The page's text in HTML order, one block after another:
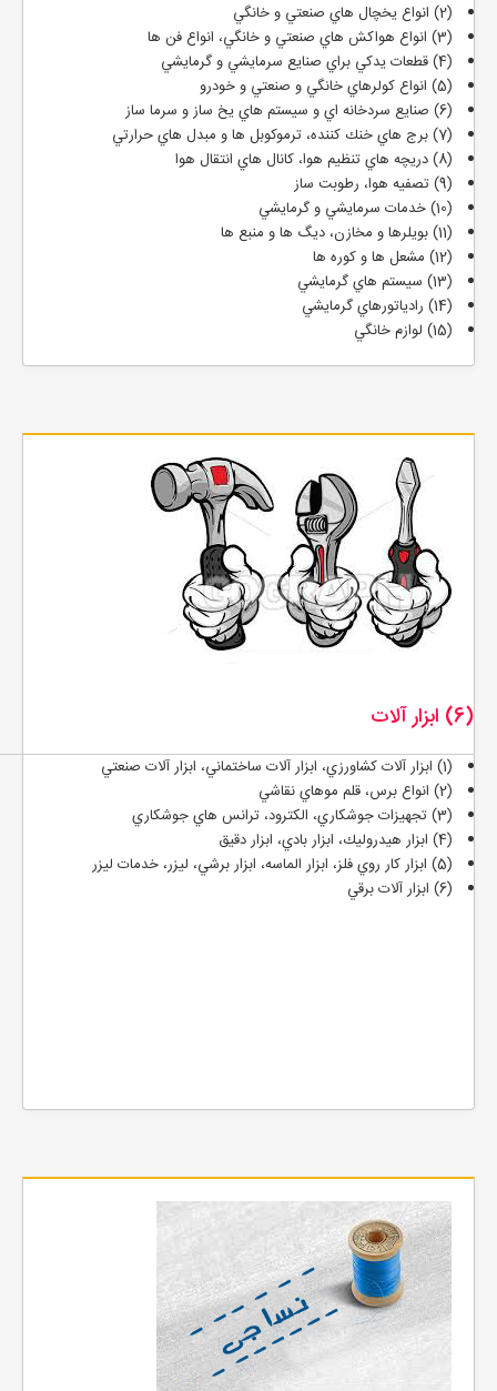
(2) انواع يخچال هاي صنعتي و خانگي
(3) انواع هواكش هاي صنعتي و خانگي، انواع فن ها
(4) قطعات يدكي براي صنايع سرمايشي و گرمايشي
(5) انواع كولرهاي خانگي و صنعتي و خودرو
(6) صنايع سردخانه اي و سيستم هاي يخ ساز و سرما ساز
(7) برج هاي خنك كننده، ترموكوبل ها و مبدل هاي حرارتي
(8) دريچه هاي تنظيم هوا، كانال هاي انتقال هوا
(9) تصفيه هوا، رطوبت ساز
(10) خدمات سرمايشي و گرمايشي
(11) بويلرها و مخازن، ديگ ها و منبع ها
(12) مشعل ها و كوره ها
(13) سيستم هاي گرمايشي
(14) رادياتورهاي گرمايشي
(15) لوازم خانگي
(6) ابزار آلات
(1) ابزار آلات كشاورزي، ابزار آلات ساختماني، ابزار آلات صنعتي
(2) انواع برس، قلم موهاي نقاشي
(3) تجهيزات جوشكاري، الكترود، ترانس هاي جوشكاري
(4) ابزار هيدروليك، ابزار بادي، ابزار دقيق
(5) ابزار كار روي فلز، ابزار الماسه، ابزار برشي، ليزر، خدمات ليزر
(6) ابزار آلات برقي